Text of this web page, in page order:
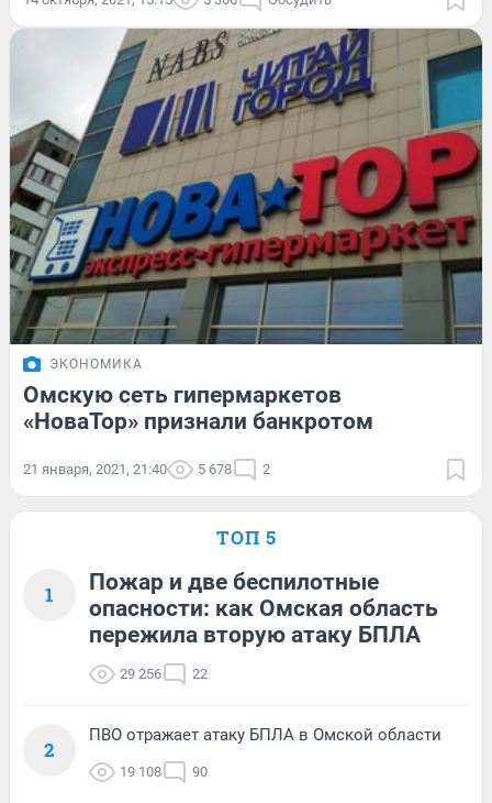
ЭКОНОМИКА
Омскую сеть гипермаркетов
«НоваТор» признали банкротом
21 января, 2021, 21:40 5 678 2
ТОП 5
1
Пожар и две беспилотные
опасности: как Омская область
пережила вторую атаку БПЛА
29 256 22
2
ПВО отражает атаку БПЛА в Омской области
19 108 90